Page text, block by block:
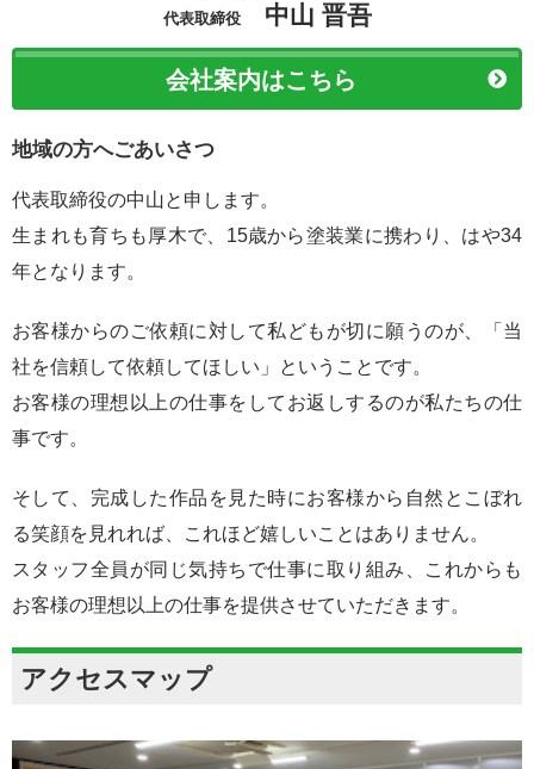
代表取締役 中山 晋吾
会社案内はこちら
地域の方へごあいさつ
代表取締役の中山と申します。
生まれも育ちも厚木で、15歳から塗装業に携わり、はや34
年となります。
お客様からのご依頼に対して私どもが切に願うのが、「当
社を信頼して依頼してほしい」ということです。
お客様の理想以上の仕事をしてお返しするのが私たちの仕
事です。
そして、完成した作品を見た時にお客様から自然とこぼれ
る笑顔を見れれば、これほど嬉しいことはありません。
スタッフ全員が同じ気持ちで仕事に取り組み、これからも
お客様の理想以上の仕事を提供させていただきます。
アクセスマップ